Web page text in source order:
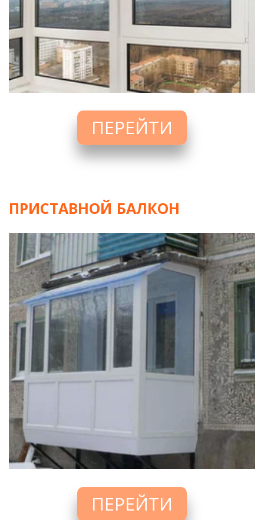
ПЕРЕЙТИ
ПРИСТАВНОЙ БАЛКОН
ПЕРЕЙТИ